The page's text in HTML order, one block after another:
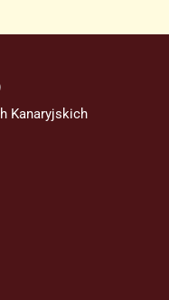
Kanaryjskich